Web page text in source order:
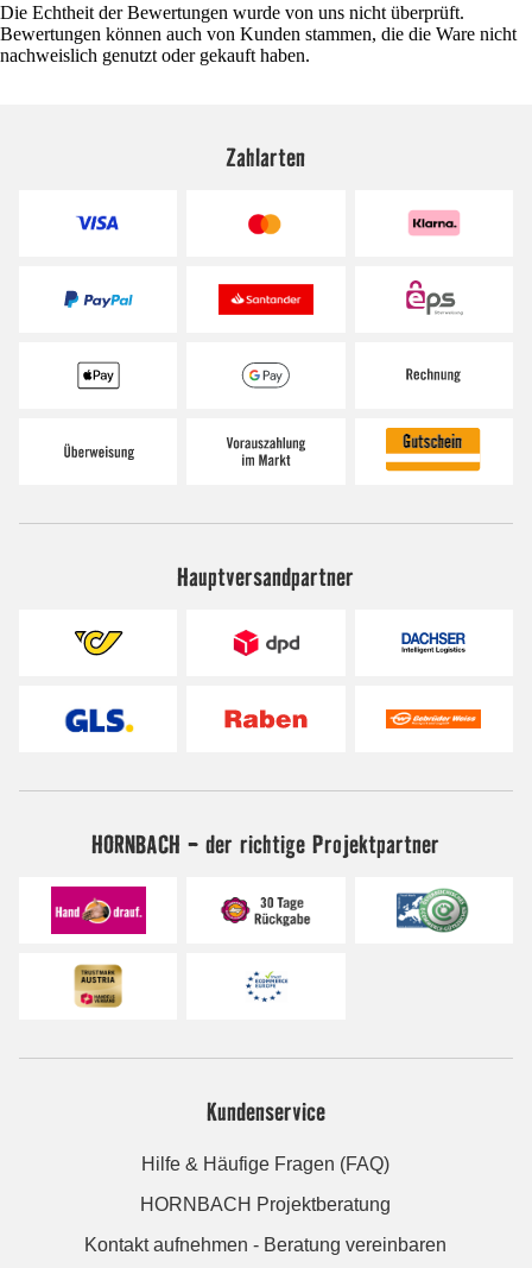
Die Echtheit der Bewertungen wurde von uns nicht überprüft.
Bewertungen können auch von Kunden stammen, die die Ware nicht
nachweislich genutzt oder gekauft haben.
Zahlarten
Hauptversandpartner
HORNBACH - der richtige Projektpartner
Kundenservice
Hilfe & Häufige Fragen (FAQ)
HORNBACH Projektberatung
Kontakt aufnehmen - Beratung vereinbaren